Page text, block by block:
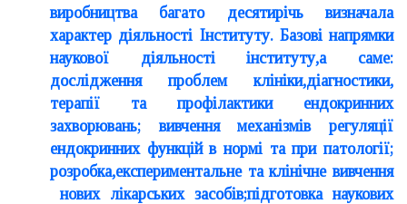
виробництва багато десятирічь визначала
характер діяльності Інституту. Базові напрямки
наукової діяльності інституту,а саме:
дослідження проблем клініки,діагностики,
терапії та профілактики ендокринних
захворювань; вивчення механізмів регуляції
ендокринних функцій в нормі та при патології;
розробка,експериментальне та клінічне вивчення
нових лікарських засобів;підготовка наукових